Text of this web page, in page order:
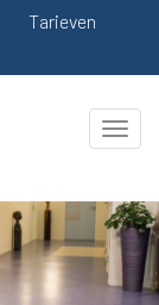
Tarieven